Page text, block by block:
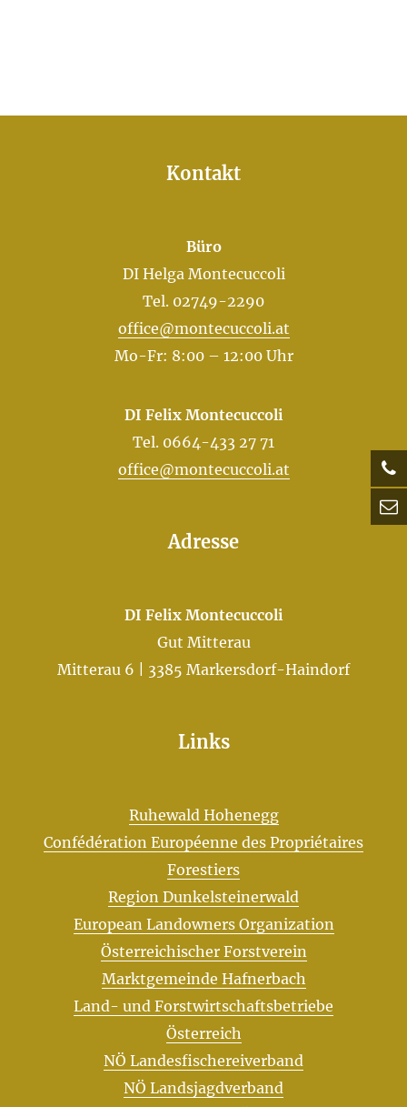
Kontakt
Büro
DI Helga Montecuccoli
Tel. 02749-2290
office@montecuccoli.at
Mo-Fr: 8:00 – 12:00 Uhr
DI Felix Montecuccoli
Tel. 0664-433 27 71
office@montecuccoli.at
Adresse
DI Felix Montecuccoli
Gut Mitterau
Mitterau 6 | 3385 Markersdorf-Haindorf
Links
Ruhewald Hohenegg
Confédération Européenne des Propriétaires
Forestiers
Region Dunkelsteinerwald
European Landowners Organization
Österreichischer Forstverein
Marktgemeinde Hafnerbach
Land- und Forstwirtschaftsbetriebe
Österreich
NÖ Landesfischereiverband
NÖ Landsjagdverband